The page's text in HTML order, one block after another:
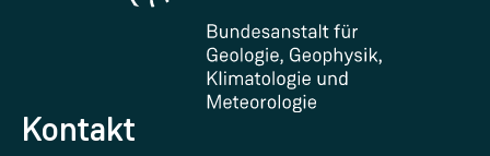
Zertifikate und Auszeichnungen
FAQ - Häufig gestellte Fragen
Forschung unterstützen
Kontakt